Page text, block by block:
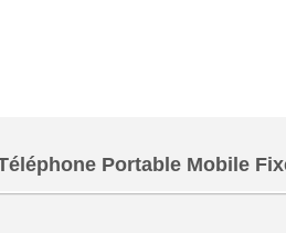
Portable Mobile